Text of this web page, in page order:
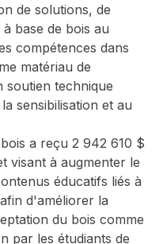
de solutions, de
base de bois au
compétences dans
matériau de
technique
sensibilisation et au
a reçu 2 942 610 $
visant à augmenter le
éducatifs liés à
d'améliorer la
du bois comme
par les étudiants de